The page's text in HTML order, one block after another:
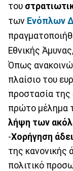
του
των Ενόπλων
Εθνικής
Όπως
πλαίσιο του
προστασία της
πρώτο μέλημα
λήψη των
-Χορήγηση
της κανονικής
πολιτικό